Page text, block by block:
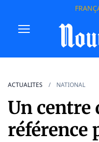
ACTUALITES NATIONAL
Un centre
référence